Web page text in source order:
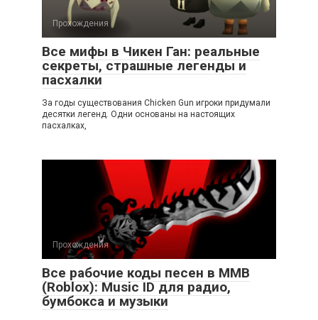
Прохождения
Все мифы в Чикен Ган: реальные
секреты, страшные легенды и
пасхалки
За годы существования Chicken Gun игроки придумали
десятки легенд. Одни основаны на настоящих
пасхалках,
Прохождения
Все рабочие коды песен в ММВ
(Roblox): Music ID для радио,
бумбокса и музыки